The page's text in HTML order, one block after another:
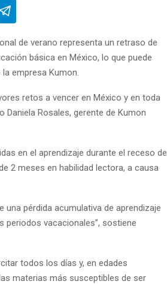
de verano representa un retraso de
básica en México, lo que puede
empresa Kumon.
retos a vencer en México y en toda
Daniela Rosales, gerente de Kumon
en el aprendizaje durante el receso de
2 meses en habilidad lectora, a causa
una pérdida acumulativa de aprendizaje
periodos vacacionales”, sostiene
todos los días y, en edades
materias más susceptibles de ser